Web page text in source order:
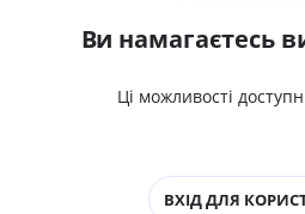
Ви намагаєтесь
Ці можливості
ВХІД ДЛЯ